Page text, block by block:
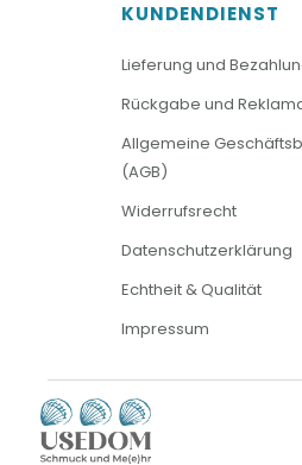
KUNDENDIENST
Lieferung und
Rückgabe und
Allgemeine
(AGB)
Widerrufsrecht
Datenschutzerklärung
Echtheit & Qualität
Impressum